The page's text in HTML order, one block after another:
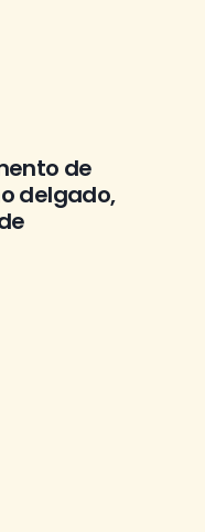
de
delgado,